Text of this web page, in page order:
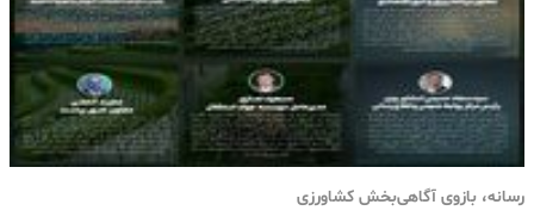
رسانه، بازوی آگاهی‌بخش کشاورزی